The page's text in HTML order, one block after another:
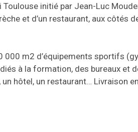
initié par Jean-Luc
et d’un restaurant, aux côtés
000 m2 d’équipements sportifs
à la formation, des bureaux et
hôtel, un restaurant… Livraison